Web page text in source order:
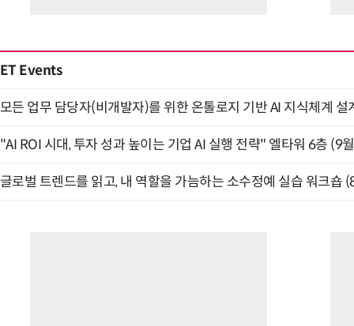
ET Events
모든 업무 담당자(비개발자)를 위한 온톨로지 기반 AI 지식체계
"AI ROI 시대, 투자 성과 높이는 기업 AI 실행 전략" 엘타워 6층 (9
글로벌 트렌드를 읽고, 내 역할을 가늠하는 소수정예 실습 워크숍